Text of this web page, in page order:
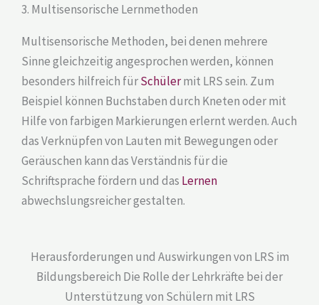
3. Multisensorische Lernmethoden
Multisensorische Methoden, bei denen mehrere
Sinne gleichzeitig angesprochen werden, können
besonders hilfreich fürSchülermit LRS sein. Zum
Beispiel können Buchstaben durch Kneten oder mit
Hilfe von farbigen Markierungen erlernt werden. Auch
das Verknüpfen von Lauten mit Bewegungen oder
Geräuschen kann das Verständnis für die
Schriftsprache fördern und das Lernen
abwechslungsreicher gestalten.
Herausforderungen und Auswirkungen von LRS im
Bildungsbereich Die Rolle der Lehrkräfte bei der
Unterstützung von Schülern mit LRS